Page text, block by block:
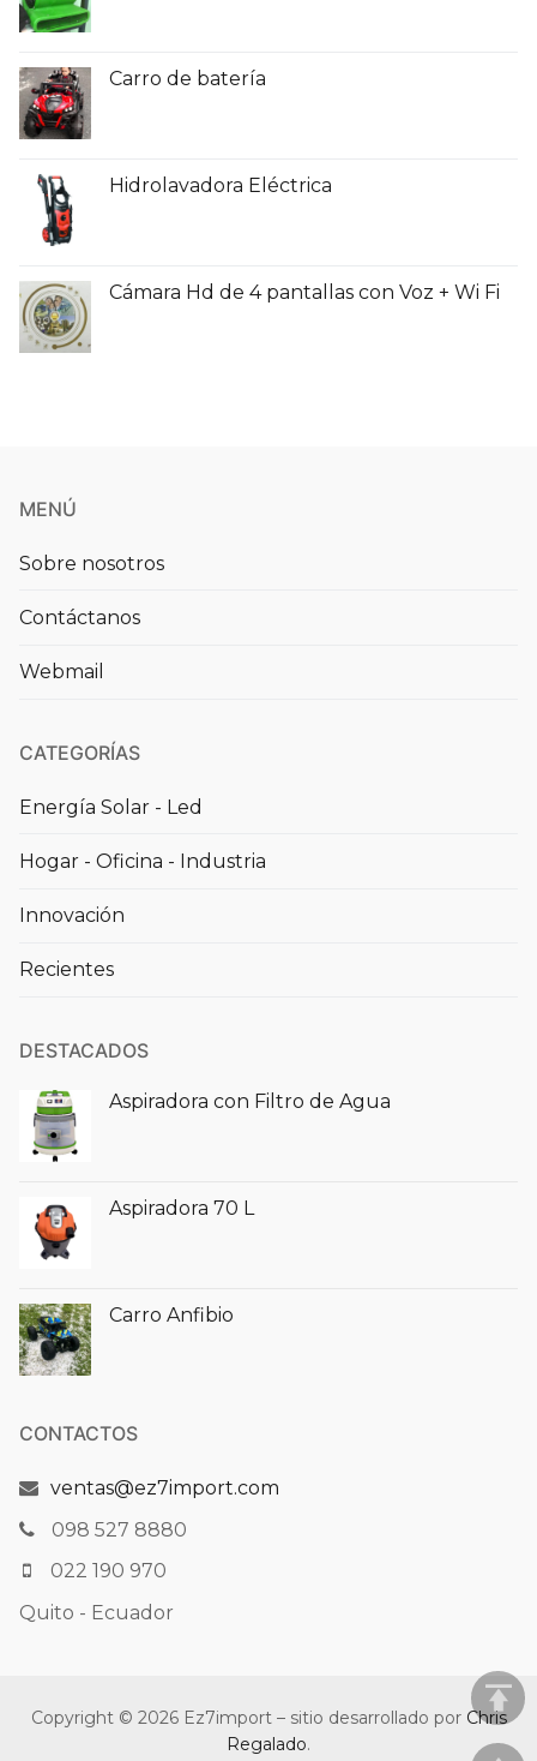
Carro de batería
Hidrolavadora Eléctrica
Cámara Hd de 4 pantallas con Voz + Wi Fi
MENÚ
Sobre nosotros
Contáctanos
Webmail
CATEGORÍAS
Energía Solar - Led
Hogar - Oficina - Industria
Innovación
Recientes
DESTACADOS
Aspiradora con Filtro de Agua
Aspiradora 70 L
Carro Anfibio
CONTACTOS
ventas@ez7import.com
098 527 8880
022 190 970
Quito - Ecuador
Copyright © 2026 Ez7import – sitio desarrollado por Chris
Regalado.